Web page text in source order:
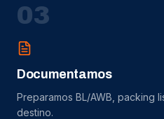
03
Documentamos
Preparamos BL/AWB, packing
destino.